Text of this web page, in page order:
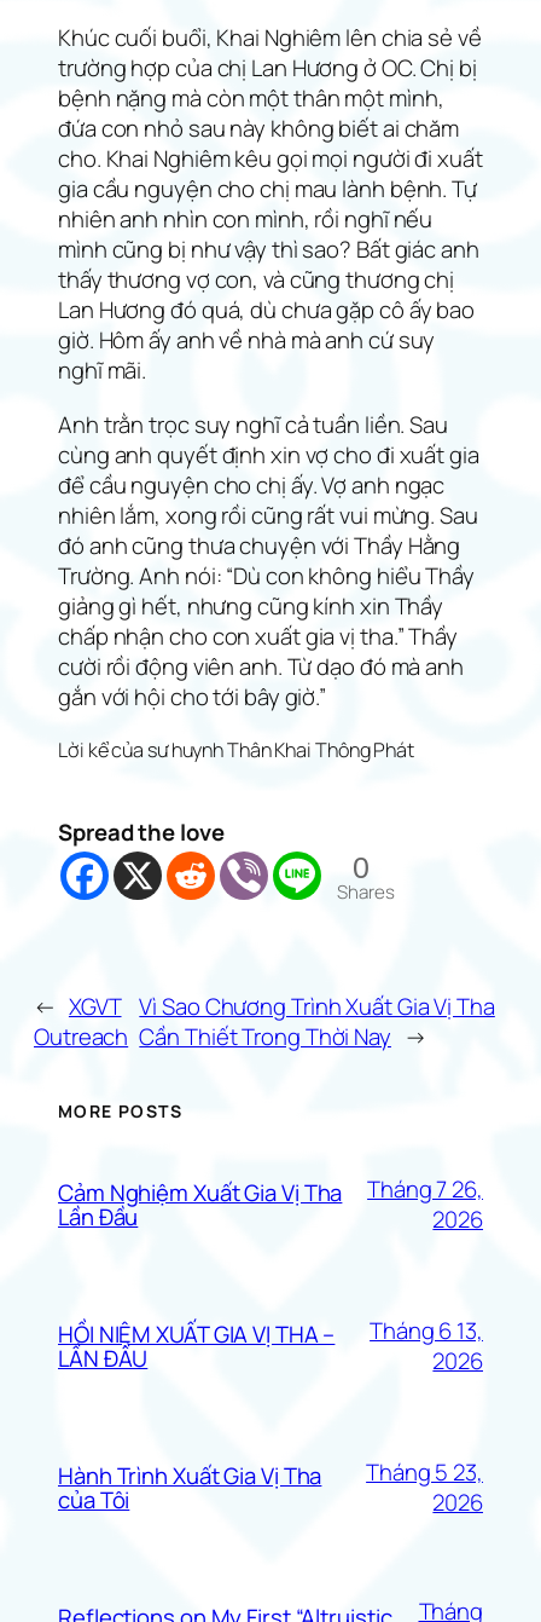
Khúc cuối buổi, Khai Nghiêm lên chia sẻ về
trường hợp của chị Lan Hương ở OC. Chị bị
bệnh nặng mà còn một thân một mình,
đứa con nhỏ sau này không biết ai chăm
cho. Khai Nghiêm kêu gọi mọi người đi xuất
gia cầu nguyện cho chị mau lành bệnh. Tự
nhiên anh nhìn con mình, rồi nghĩ nếu
mình cũng bị như vậy thì sao? Bất giác anh
thấy thương vợ con, và cũng thương chị
Lan Hương đó quá, dù chưa gặp cô ấy bao
giờ. Hôm ấy anh về nhà mà anh cứ suy
nghĩ mãi.
Anh trằn trọc suy nghĩ cả tuần liền. Sau
cùng anh quyết định xin vợ cho đi xuất gia
để cầu nguyện cho chị ấy. Vợ anh ngạc
nhiên lắm, xong rồi cũng rất vui mừng. Sau
đó anh cũng thưa chuyện với Thầy Hằng
Trường. Anh nói: “Dù con không hiểu Thầy
giảng gì hết, nhưng cũng kính xin Thầy
chấp nhận cho con xuất gia vị tha.” Thầy
cười rồi động viên anh. Từ dạo đó mà anh
gắn với hội cho tới bây giờ.”
Lời kể của sư huynh Thân Khai Thông Phát
Spread the love
0
Shares
← XGVT
Outreach
Vì Sao Chương Trình Xuất Gia Vị Tha
Cần Thiết Trong Thời Nay →
MORE POSTS
Cảm Nghiệm Xuất Gia Vị Tha
Lần Đầu
Tháng 7 26,
2026
HỒI NIỆM XUẤT GIA VỊ THA –
LẦN ĐẦU
Tháng 6 13,
2026
Hành Trình Xuất Gia Vị Tha
của Tôi
Tháng 5 23,
2026
Tháng